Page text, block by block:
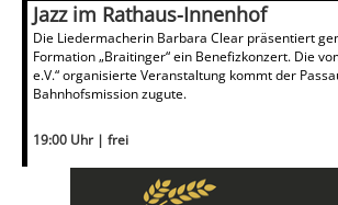
Jazz im Rathaus-Innenhof
Die Liedermacherin Barbara Clear präsentiert
Formation „Braitinger“ ein Benefizkonzert. Die
e.V.“ organisierte Veranstaltung kommt der
Bahnhofsmission zugute.
19:00 Uhr | frei